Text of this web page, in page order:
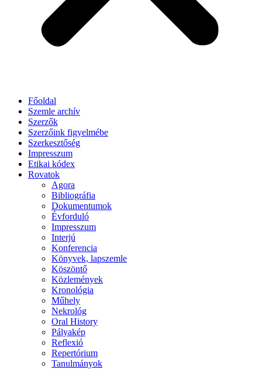
Főoldal
Szemle archív
Szerzők
Szerzőink figyelmébe
Szerkesztőség
Impresszum
Etikai kódex
Rovatok
Agora
Bibliográfia
Dokumentumok
Évforduló
Impresszum
Interjú
Konferencia
Könyvek, lapszemle
Köszöntő
Közlemények
Kronológia
Műhely
Nekrológ
Oral History
Pályakép
Reflexió
Repertórium
Tanulmányok